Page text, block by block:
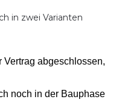
in zwei Varianten
Vertrag abgeschlossen,
noch in der Bauphase